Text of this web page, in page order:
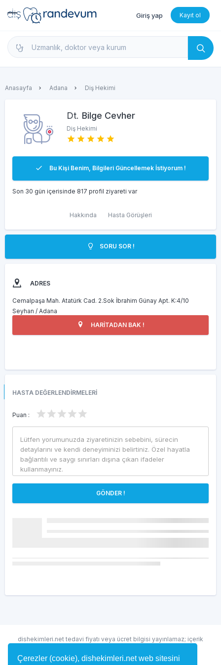
Çerezler (cookie), dishekimleri.net web sitesini
dishekimleri.net - Diş Hekimi Bul, Yorumları İncele
Giriş yap Kayıt ol
Anasayfa Adana Diş Hekimi
Dt. Bilge Cevher
Diş Hekimi
Bu Kişi Benim, Bilgileri Güncellemek İstiyorum !
Son 30 gün içerisinde 817 profil ziyareti var
Hakkında Hasta Görüşleri
SORU SOR !
ADRES
Cemalpaşa Mah. Atatürk Cad. 2.Sok İbrahim Günay Apt. K:4/10
Seyhan / Adana
HARİTADAN BAK !
HASTA DEĞERLENDİRMELERİ
Puan :
GÖNDER !
dishekimleri.net tedavi fiyatı veya ücret bilgisi yayınlamaz; içerik